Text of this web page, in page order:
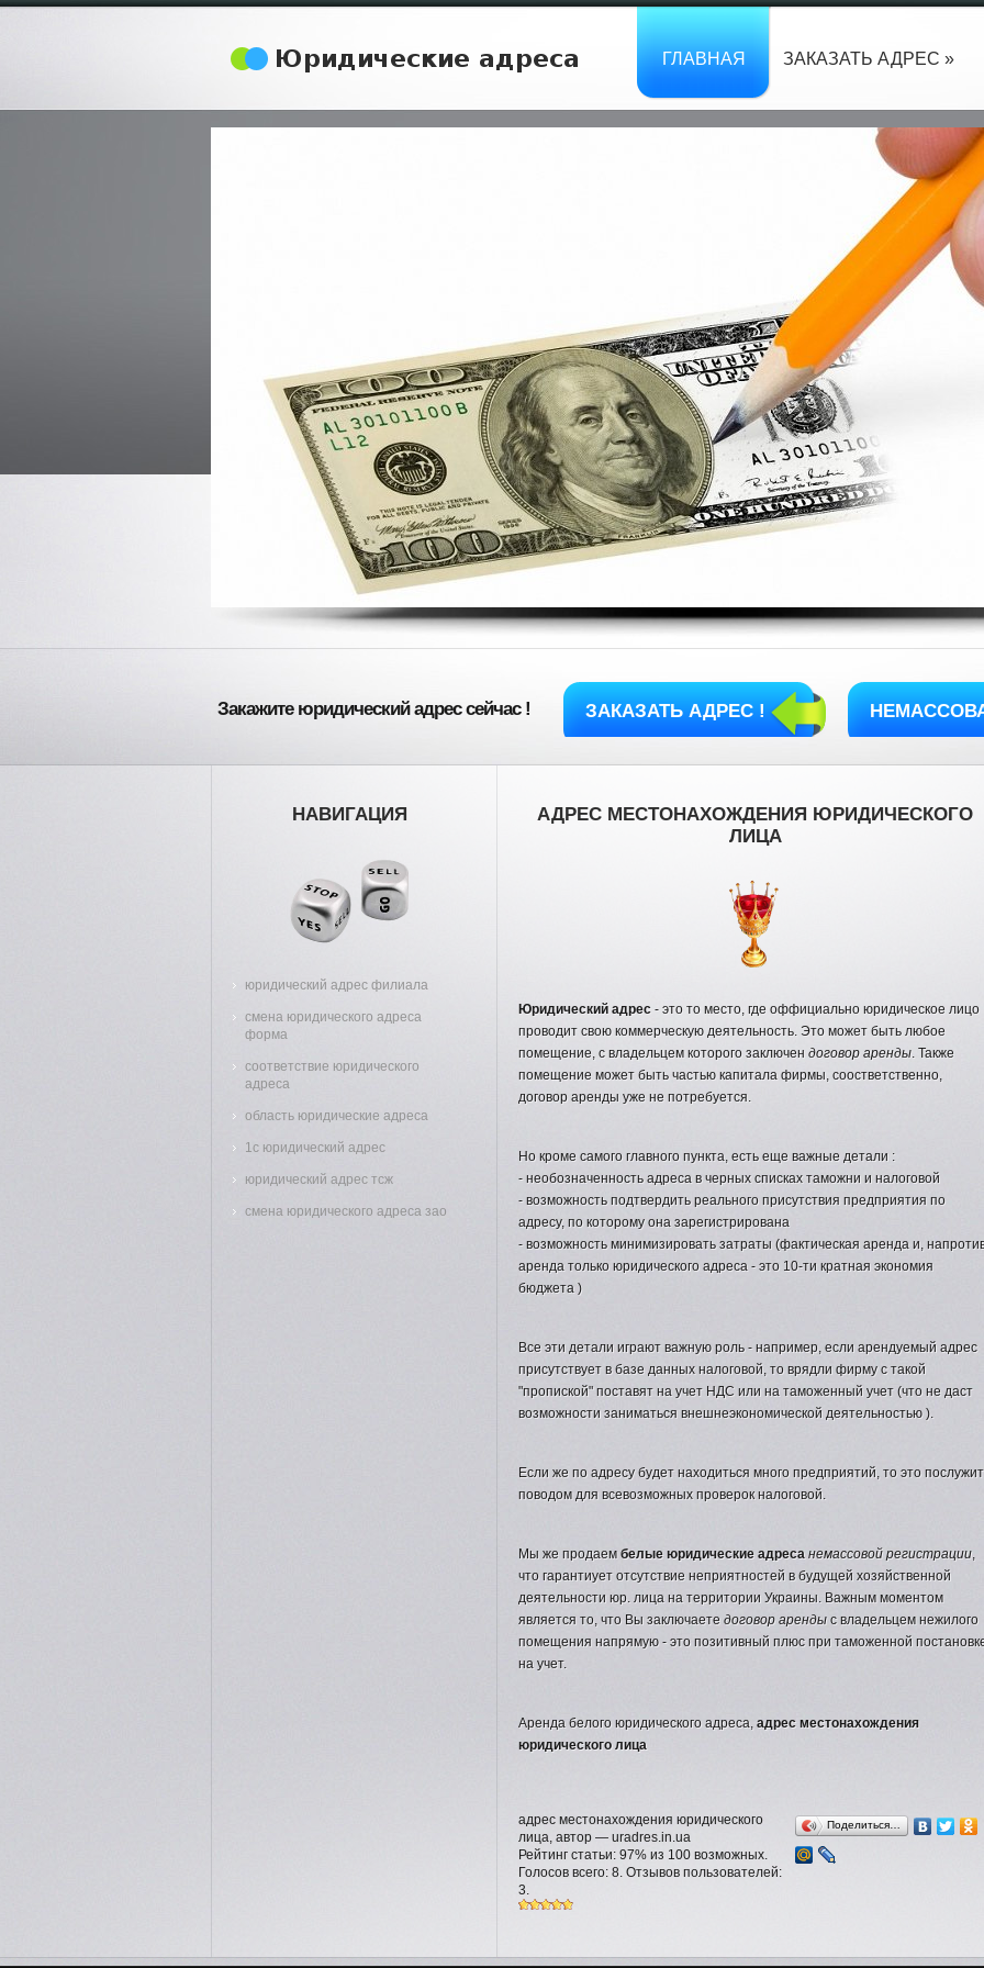
ГЛАВНАЯ ЗАКАЗАТЬ АДРЕС »
Закажите юридический адрес сейчас ! ЗАКАЗАТЬ АДРЕС !
НАВИГАЦИЯ
юридический адрес филиала
смена юридического адреса
форма
соответствие юридического
адреса
область юридические адреса
1с юридический адрес
юридический адрес тсж
смена юридического адреса зао
АДРЕС МЕСТОНАХОЖДЕНИЯ ЮРИДИЧЕСКОГО
ЛИЦА
Юридический адрес - это то место, где оффициально юридическое лицо
проводит свою коммерческую деятельность. Это может быть любое
помещение, с владельцем которого заключен договор аренды. Также
помещение может быть частью капитала фирмы, соостветственно,
договор аренды уже не потребуется.
Но кроме самого главного пункта, есть еще важные детали :
- необозначенность адреса в черных списках таможни и налоговой
- возможность подтвердить реального присутствия предприятия по
адресу, по которому она зарегистрирована
- возможность минимизировать затраты (фактическая аренда и,
аренда только юридического адреса - это 10-ти кратная экономия
бюджета )
Все эти детали играют важную роль - например, если арендуемый адрес
присутствует в базе данных налоговой, то врядли фирму с такой
"пропиской" поставят на учет НДС или на таможенный учет (что не даст
возможности заниматься внешнеэкономической деятельностью ).
Если же по адресу будет находиться много предприятий, то это послужит
поводом для всевозможных проверок налоговой.
Мы же продаем белые юридические адреса немассовой регистрации,
что гарантиует отсутствие неприятностей в будущей хозяйственной
деятельности юр. лица на территории Украины. Важным моментом
является то, что Вы заключаете договор аренды с владельцем нежилого
помещения напрямую - это позитивный плюс при таможенной
на учет.
Аренда белого юридического адреса, адрес местонахождения
юридического лица
адрес местонахождения юридического
лица, автор — uradres.in.ua
Рейтинг статьи: 97% из 100 возможных.
Голосов всего: 8. Отзывов пользователей:
3.
Поделиться…